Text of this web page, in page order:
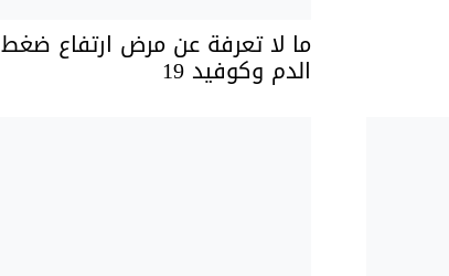
ما لا تعرفة عن مرض ارتفاع ضغط
الدم وكوفيد 19